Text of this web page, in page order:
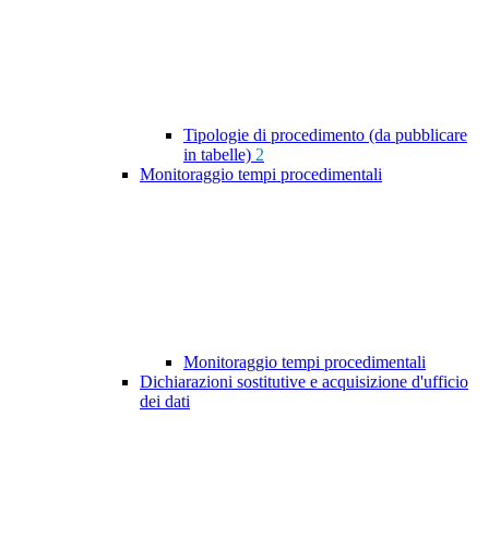
Tipologie di procedimento (da pubblicare
in tabelle) 2
Monitoraggio tempi procedimentali
Monitoraggio tempi procedimentali
Dichiarazioni sostitutive e acquisizione d'ufficio
dei dati